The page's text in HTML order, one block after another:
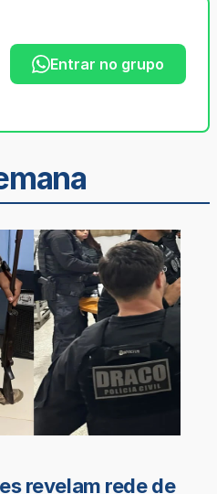
Entrar no grupo
revelam rede de